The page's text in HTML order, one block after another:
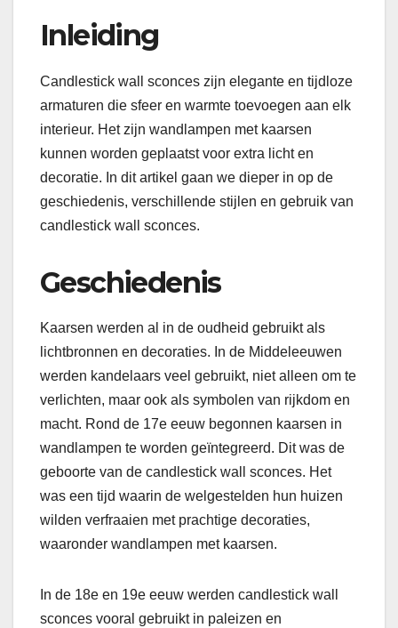
Inleiding
Candlestick wall sconces zijn elegante en tijdloze
armaturen die sfeer en warmte toevoegen aan elk
interieur. Het zijn wandlampen met kaarsen
kunnen worden geplaatst voor extra licht en
decoratie. In dit artikel gaan we dieper in op de
geschiedenis, verschillende stijlen en gebruik van
candlestick wall sconces.
Geschiedenis
Kaarsen werden al in de oudheid gebruikt als
lichtbronnen en decoraties. In de Middeleeuwen
werden kandelaars veel gebruikt, niet alleen om te
verlichten, maar ook als symbolen van rijkdom en
macht. Rond de 17e eeuw begonnen kaarsen in
wandlampen te worden geïntegreerd. Dit was de
geboorte van de candlestick wall sconces. Het
was een tijd waarin de welgestelden hun huizen
wilden verfraaien met prachtige decoraties,
waaronder wandlampen met kaarsen.
In de 18e en 19e eeuw werden candlestick wall
sconces vooral gebruikt in paleizen en